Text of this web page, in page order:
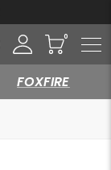
FOXFIRE